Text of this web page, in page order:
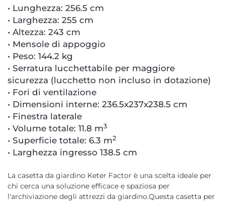
• Lunghezza: 256.5 cm
• Larghezza: 255 cm
• Altezza: 243 cm
• Mensole di appoggio
• Peso: 144.2 kg
• Serratura lucchettabile per maggiore
sicurezza (lucchetto non incluso in dotazione)
• Fori di ventilazione
• Dimensioni interne: 236.5x237x238.5 cm
• Finestra laterale
• Volume totale: 11.8 m3
• Superficie totale: 6.3 m2
• Larghezza ingresso 138.5 cm
La casetta da giardino Keter Factor è una scelta ideale per
chi cerca una soluzione efficace e spaziosa per
l'archiviazione degli attrezzi da giardino.Questa casetta per